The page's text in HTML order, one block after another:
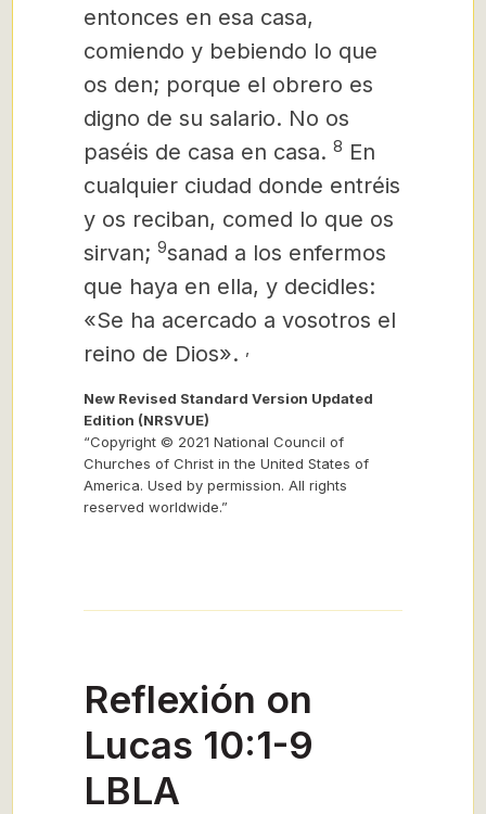
entonces en esa casa,
comiendo y bebiendo lo que
os den; porque el obrero es
digno de su salario. No os
paséis de casa en casa. 8 En
cualquier ciudad donde entréis
y os reciban, comed lo que os
sirvan; 9sanad a los enfermos
que haya en ella, y decidles:
«Se ha acercado a vosotros el
reino de Dios».
New Revised Standard Version Updated
Edition (NRSVUE)
“Copyright © 2021 National Council of
Churches of Christ in the United States of
America. Used by permission. All rights
reserved worldwide.”
Reflexión on
Lucas 10:1-9
LBLA